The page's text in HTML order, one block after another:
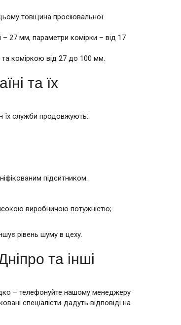
товщина просіювальної
27 мм, параметри комірки – від 17
коміркою від 27 до 100 мм.
та їх
їх служби продовжують:
підситником.
виробничою потужністю;
рівень шуму в цеху.
та інші
– телефонуйте нашому менеджеру
спеціалісти дадуть відповіді на